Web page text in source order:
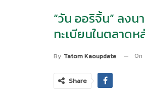
“วัน ออริจิ้น” ลง
ทะเบียนในตลาด
By Tatom Kaoupdate On
Share